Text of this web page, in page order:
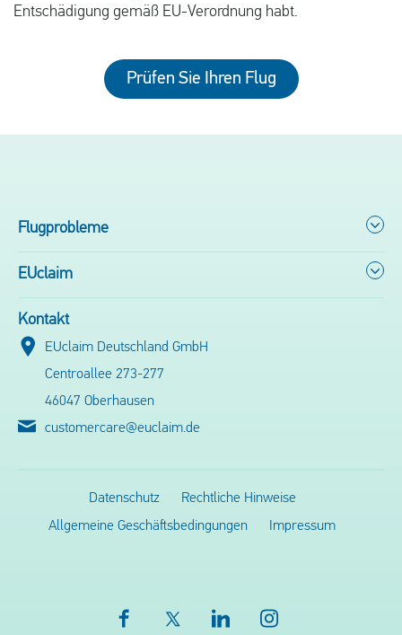
Entschädigung gemäß EU-Verordnung habt.
Prüfen Sie Ihren Flug
Flugprobleme
EUclaim
Kontakt
EUclaim Deutschland GmbH
Centroallee 273-277
46047 Oberhausen
customercare@euclaim.de
Datenschutz
Rechtliche Hinweise
Allgemeine Geschäftsbedingungen
Impressum